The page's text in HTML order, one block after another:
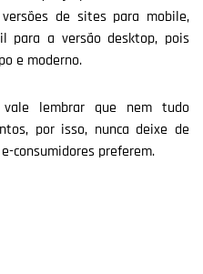
de sites para mobile,
para a versão desktop, pois
e moderno.
vale lembrar que nem tudo
por isso, nunca deixe de
consumidores preferem.